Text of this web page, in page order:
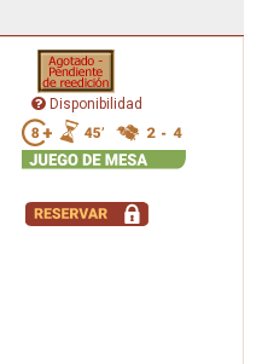
Disponibilidad